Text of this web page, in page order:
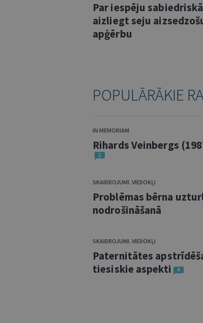
Par iespēju
aizliegt seju
apģērbu
POPULĀRĀKIE
IN MEMORIAM
Rihards Veinbergs
2
SKAIDROJUMI. VIEDOKĻI
Problēmas bērna
nodrošināšanā
SKAIDROJUMI. VIEDOKĻI
Paternitātes
tiesiskie aspekti
4